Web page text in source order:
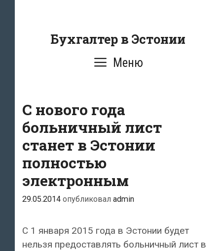
содержаниюБухгалтер в Эстонии
Меню
С нового года
больничный лист
станет в Эстонии
полностью
электронным
29.05.2014 опубликовал admin
С 1 января 2015 года в Эстонии будет
нельзя предоставлять больничный лист в